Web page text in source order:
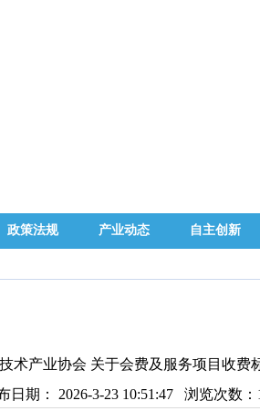
政策法规 产业动态 自主创新
术产业协会 关于会费及服务项目收费
日期： 2026-3-23 10:51:47 浏览次数：